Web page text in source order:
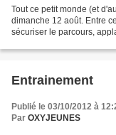
Tout ce petit monde (et
dimanche 12 août. Entre
sécuriser le parcours,
Entrainement
Publié le 03/10/2012 à
Par OXYJEUNES